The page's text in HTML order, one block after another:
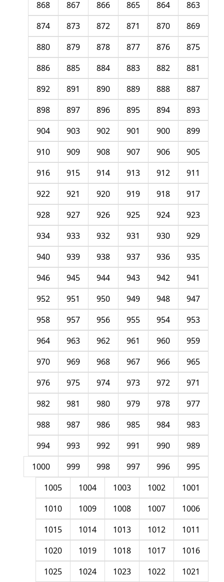
863
864
865
866
867
868
869
870
871
872
873
874
875
876
877
878
879
880
881
882
883
884
885
886
887
888
889
890
891
892
893
894
895
896
897
898
899
900
901
902
903
904
905
906
907
908
909
910
911
912
913
914
915
916
917
918
919
920
921
922
923
924
925
926
927
928
929
930
931
932
933
934
935
936
937
938
939
940
941
942
943
944
945
946
947
948
949
950
951
952
953
954
955
956
957
958
959
960
961
962
963
964
965
966
967
968
969
970
971
972
973
974
975
976
977
978
979
980
981
982
983
984
985
986
987
988
989
990
991
992
993
994
995
996
997
998
999
1000
1001
1002
1003
1004
1005
1006
1007
1008
1009
1010
1011
1012
1013
1014
1015
1016
1017
1018
1019
1020
1021
1022
1023
1024
1025